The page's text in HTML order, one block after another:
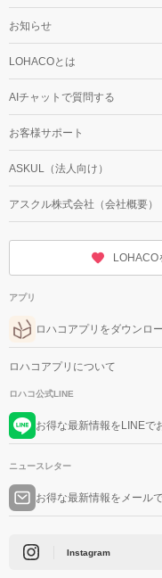
お知らせ
LOHACOとは
AIチャットで質問する
お客様サポート
ASKUL（法人向け）
アスクル株式会社（会社概要）
アプリ
ロハコアプリをダウンロ
ロハコアプリについて
ロハコ公式LINE
お得な最新情報をLINEで
ニュースレター
お得な最新情報をメール
Instagram